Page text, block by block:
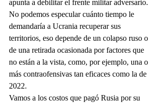
apunta a debilitar el frente militar adversario.
No podemos especular cuánto tiempo le
demandaría a Ucrania recuperar sus
territorios, eso depende de un colapso ruso o
de una retirada ocasionada por factores que
no están a la vista, como, por ejemplo, una o
más contraofensivas tan eficaces como la de
2022.
Vamos a los costos que pagó Rusia por su